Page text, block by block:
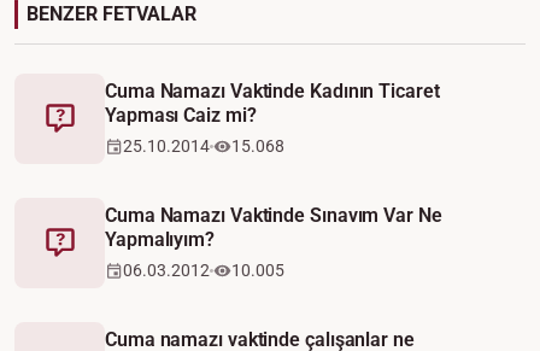
BENZER FETVALAR
Fetva
Cuma Namazı Vaktinde Kadının Ticaret
Yapması Caiz mi?
25.10.2014 15.068
Fetva
Cuma Namazı Vaktinde Sınavım Var Ne
Yapmalıyım?
06.03.2012 10.005
Cuma namazı vaktinde çalışanlar ne